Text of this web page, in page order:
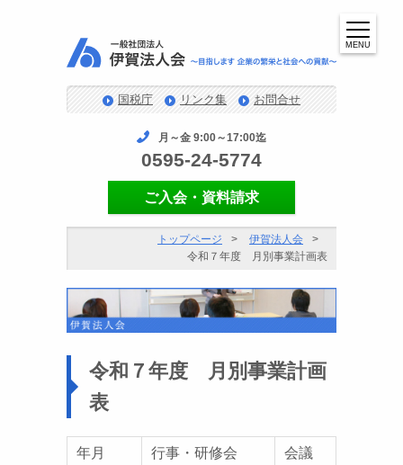
国税庁 リンク集 お問合せ
月～金 9:00～17:00迄
0595-24-5774
ご入会・資料請求
MENU
トップページ
伊賀法人会
令和７年度 月別事業計画表
令和７年度 月別事業計画
表
年月 行事・研修会
会議